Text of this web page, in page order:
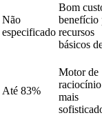
Não
especificado
Bom
benefício
recursos
básicos
Até 83%
Motor de
raciocínio
mais